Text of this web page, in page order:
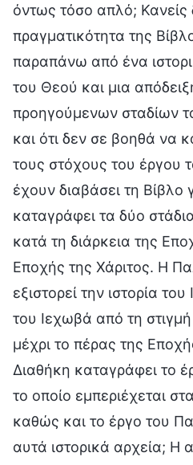
όντως τόσο απλό; Κανείς
πραγματικότητα της
παραπάνω από ένα
του Θεού και μια
προηγούμενων σταδίων
και ότι δεν σε βοηθά να
τους στόχους του έργου
έχουν διαβάσει τη Βίβλο
καταγράφει τα δύο
κατά τη διάρκεια της
Εποχής της Χάριτος. Η
εξιστορεί την ιστορία
του Ιεχωβά από τη
μέχρι το πέρας της
Διαθήκη καταγράφει το
το οποίο εμπεριέχεται
καθώς και το έργο του
αυτά ιστορικά αρχεία; Η